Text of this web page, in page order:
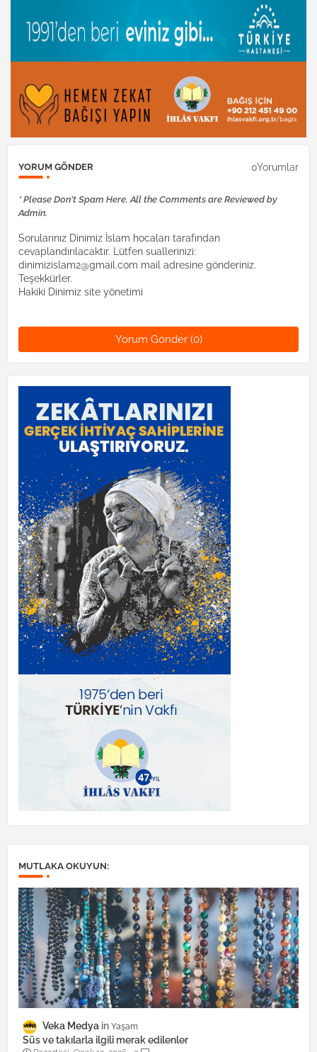
YORUM GÖNDER 0Yorumlar
* Please Don't Spam Here. All the Comments are Reviewed by
Admin.
Sorularınız Dinimiz İslam hocaları tarafından
cevaplandırılacaktır. Lütfen suallerinizi:
dinimizislam2@gmail.com mail adresine gönderiniz.
Teşekkürler.
Hakiki Dinimiz site yönetimi
Yorum Gönder (0)
MUTLAKA OKUYUN:
Veka Medya Yaşam
Süs ve takılarla ilgili merak edilenler